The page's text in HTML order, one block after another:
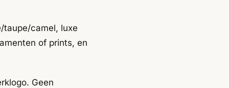
taupe/camel, luxe
of prints, en
Geen